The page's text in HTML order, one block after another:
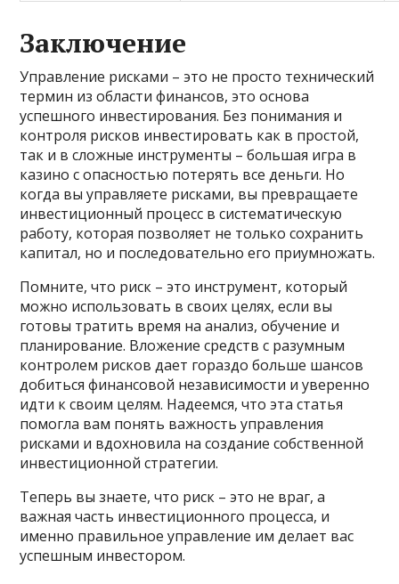
Заключение
Управление рисками – это не просто технический
термин из области финансов, это основа
успешного инвестирования. Без понимания и
контроля рисков инвестировать как в простой,
так и в сложные инструменты – большая игра в
казино с опасностью потерять все деньги. Но
когда вы управляете рисками, вы превращаете
инвестиционный процесс в систематическую
работу, которая позволяет не только сохранить
капитал, но и последовательно его приумножать.
Помните, что риск – это инструмент, который
можно использовать в своих целях, если вы
готовы тратить время на анализ, обучение и
планирование. Вложение средств с разумным
контролем рисков дает гораздо больше шансов
добиться финансовой независимости и уверенно
идти к своим целям. Надеемся, что эта статья
помогла вам понять важность управления
рисками и вдохновила на создание собственной
инвестиционной стратегии.
Теперь вы знаете, что риск – это не враг, а
важная часть инвестиционного процесса, и
именно правильное управление им делает вас
успешным инвестором.